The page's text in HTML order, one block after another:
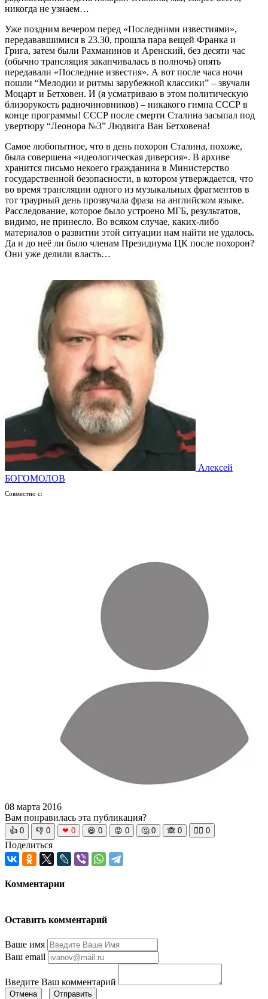
никогда не узнаем…
Уже поздним вечером перед «Последними известиями»,
передававшимися в 23.30, прошла пара вещей Франка и
Грига, затем были Рахманинов и Аренский, без десяти час
(обычно трансляция заканчивалась в полночь) опять
передавали «Последние известия». А вот после часа ночи
пошли “Мелодии и ритмы зарубежной классики” – звучали
Моцарт и Бетховен. И (я усматриваю в этом политическую
близорукость радиочиновников) – никакого гимна СССР в
конце программы! СССР после смерти Сталина засыпал под
увертюру “Леонора №3” Людвига Ван Бетховена!
Самое любопытное, что в день похорон Сталина, похоже,
была совершена «идеологическая диверсия». В архиве
хранится письмо некоего гражданина в Министерство
государственной безопасности, в котором утверждается, что
во время трансляции одного из музыкальных фрагментов в
тот траурный день прозвучала фраза на английском языке.
Расследование, которое было устроено МГБ, результатов,
видимо, не принесло. Во всяком случае, каких-либо
материалов о развитии этой ситуации нам найти не удалось.
Да и до неё ли было членам Президиума ЦК после похорон?
Они уже делили власть…
Алексей
БОГОМОЛОВ
Совместно с:
08 марта 2016
Вам понравилась эта публикация?
👍 0 👎 0 ❤ 0 😆 0 😡 0 🤔 0 🙈 0 🧘‍♀️ 0
Поделиться
Комментарии
Оставить комментарий
Ваше имя
Ваш email
Введите Ваш комментарий
Отмена Отправить